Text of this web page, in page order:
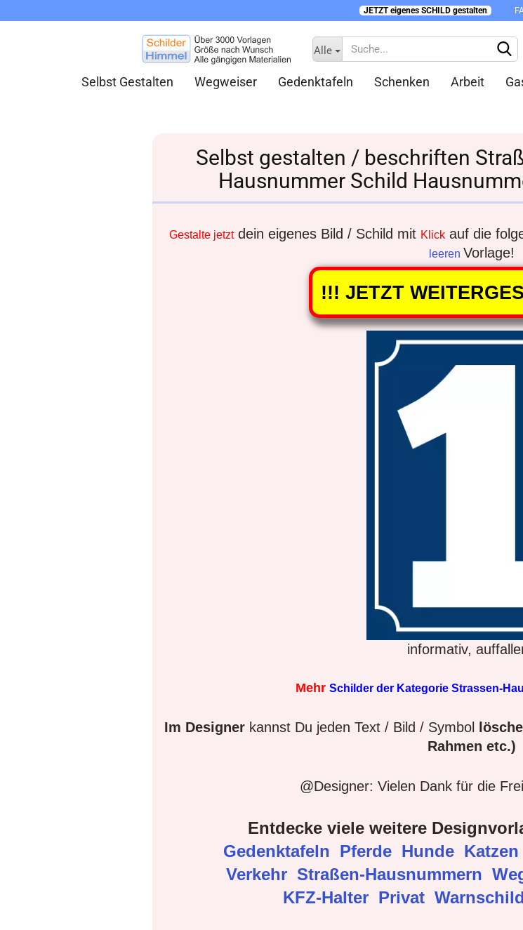
JETZT eigenes SCHILD gestalten
Alle
Selbst Gestalten Wegweiser Gedenktafeln Schenken Arbeit
Selbst gestalten / beschriften
Hausnummer Schild
Gestalte jetztdein eigenes Bild / Schild mit Klickauf die
leeren Vorlage!
!!! JETZT
informativ,
Mehr Schilder der Kategorie Strassen-
Im Designerkannst Du jeden Text / Bild / Symbol
Rahmen etc.)
@Designer: Vielen Dank für die
Entdecke viele weitere
Gedenktafeln
Pferde Hunde Katzen
Verkehr Straßen-Hausnummern
KFZ-Halter
Privat